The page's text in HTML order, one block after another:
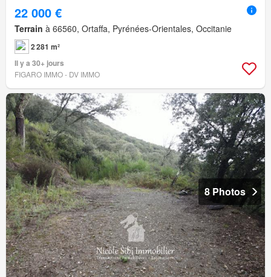
22 000 €
Terrain à 66560, Ortaffa, Pyrénées-Orientales, Occitanie
2 281 m²
Il y a 30+ jours
FIGARO IMMO - DV IMMO
8 Photos